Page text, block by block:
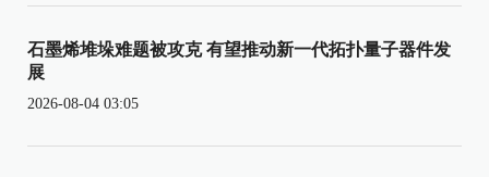
石墨烯堆垛难题被攻克 有望推动新一代拓扑量子器件发
展
2026-08-04 03:05